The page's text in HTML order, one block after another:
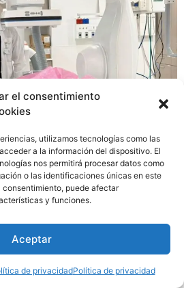
el consentimiento
utilizamos tecnologías como las
a la información del dispositivo. El
nos permitirá procesar datos como
o las identificaciones únicas en este
puede afectar
y funciones.
Aceptar
de privacidadPolítica de privacidad
valida una técnica revolucionaria
Comaneci para revertir el
distal, una alternativa segura que
pacientes con aneurismas.